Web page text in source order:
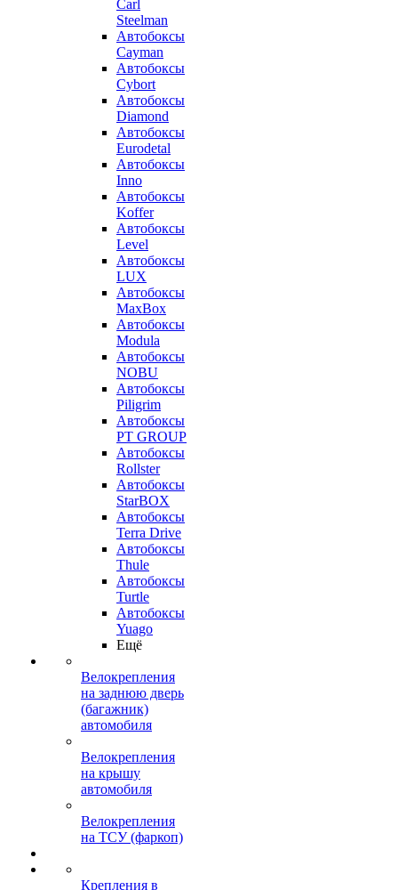
Carl
Steelman
Автобоксы
Cayman
Автобоксы
Cybort
Автобоксы
Diamond
Автобоксы
Eurodetal
Автобоксы
Inno
Автобоксы
Koffer
Автобоксы
Level
Автобоксы
LUX
Автобоксы
MaxBox
Автобоксы
Modula
Автобоксы
NOBU
Автобоксы
Piligrim
Автобоксы
PT GROUP
Автобоксы
Rollster
Автобоксы
StarBOX
Автобоксы
Terra Drive
Автобоксы
Thule
Автобоксы
Turtle
Автобоксы
Yuago
Ещё
Велокрепления
на заднюю дверь
(багажник)
автомобиля
Велокрепления
на крышу
автомобиля
Велокрепления
на ТСУ (фаркоп)
Крепления в